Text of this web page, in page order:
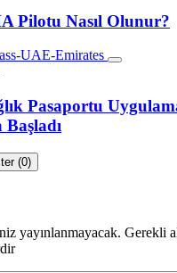
Pilotu Nasıl Olunur?
Pasaportu
Başladı
(0)
yayınlanmayacak. Gerekli